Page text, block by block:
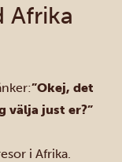
Afrika
”Okej, det
välja just er?”
i Afrika.